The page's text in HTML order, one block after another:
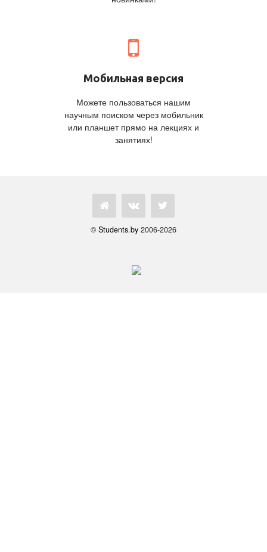
Мобильная версия
Можете пользоваться нашим
научным поиском через мобильник
или планшет прямо на лекциях и
занятиях!
© Students.by 2006-2026